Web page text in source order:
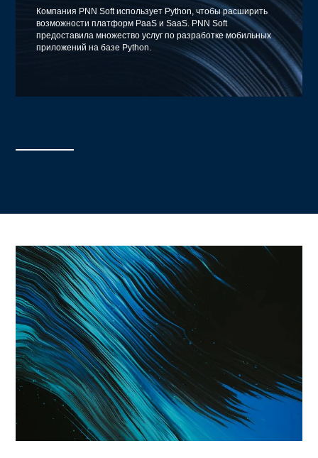
Компания PNN Soft использует Python, чтобы расширить
возможности платформ PaaS и SaaS. PNN Soft
предоставила множество услуг по разработке мобильных
приложений на базе Python.